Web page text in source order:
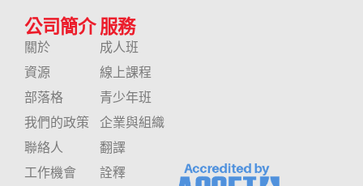
公司簡介
關於
資源
部落格
我們的政策
聯絡人
工作機會
服務
成人班
線上課程
青少年班
企業與組織
翻譯
詮釋